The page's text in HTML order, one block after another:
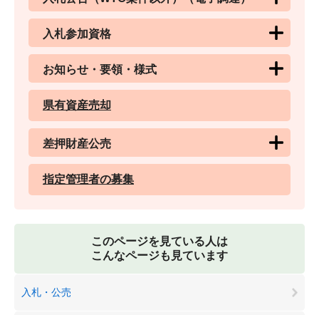
入札参加資格
お知らせ・要領・様式
県有資産売却
差押財産公売
指定管理者の募集
このページを見ている人は
こんなページも見ています
入札・公売